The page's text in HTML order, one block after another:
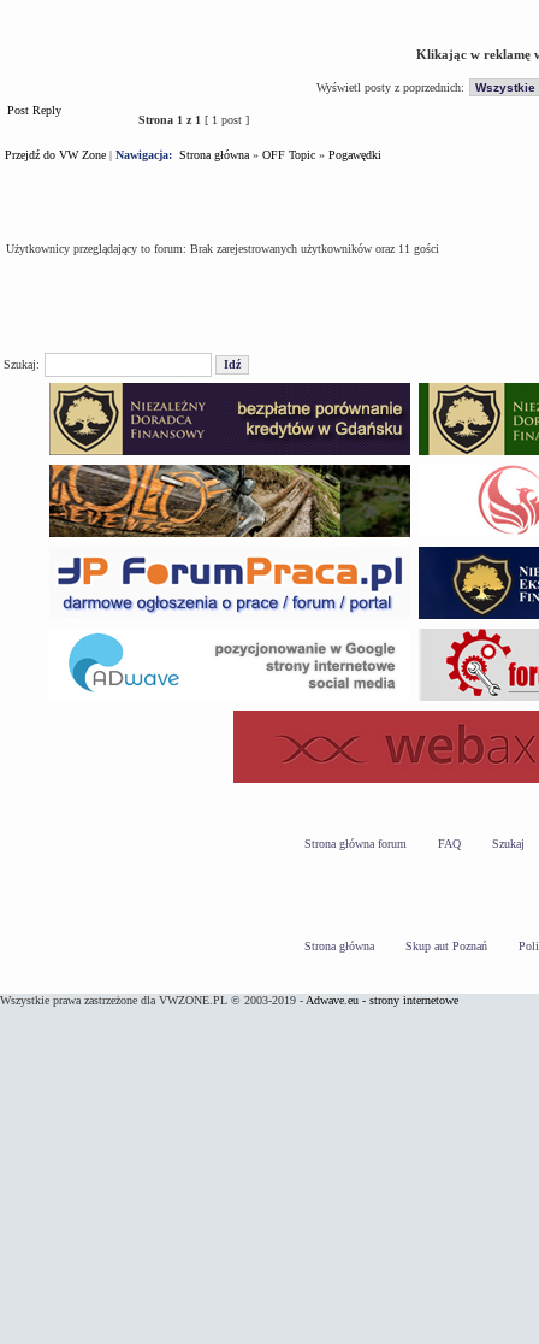
Klikając w reklamę
Wyświetl posty z poprzednich:
Post Reply
Strona 1 z 1 [ 1 post ]
Przejdź do VW Zone | Nawigacja: Strona główna » OFF Topic » Pogawędki
Użytkownicy przeglądający to forum: Brak zarejestrowanych użytkowników oraz 11 gości
Szukaj:
Strona główna forum FAQ Szukaj
Strona główna Skup aut Poznań
Wszystkie prawa zastrzeżone dla VWZONE.PL © 2003-2019 - Adwave.eu - strony internetowe